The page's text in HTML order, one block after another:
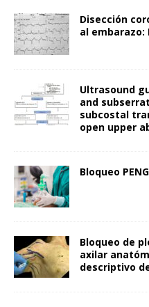
Disección
al embarazo:
Ultrasound
and
subcostal
open upper
Bloqueo
Bloqueo de
axilar
descriptivo